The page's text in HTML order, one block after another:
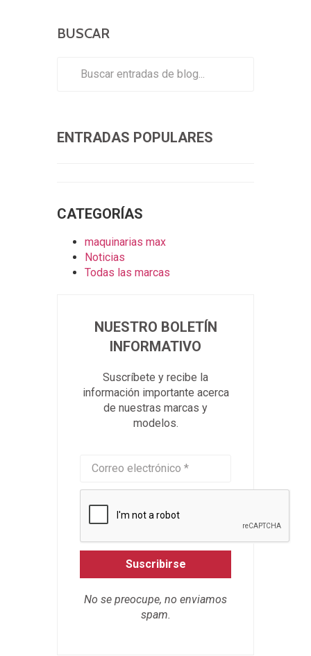
BUSCAR
ENTRADAS POPULARES
CATEGORÍAS
maquinarias max
Noticias
Todas las marcas
NUESTRO BOLETÍN
INFORMATIVO
Suscríbete y recibe la
información importante acerca
de nuestras marcas y
modelos.
Suscribirse
No se preocupe, no enviamos
spam.